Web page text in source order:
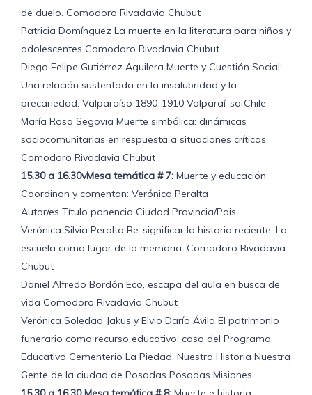
de duelo. Comodoro Rivadavia Chubut
Patricia Domínguez La muerte en la literatura para niños y
adolescentes Comodoro Rivadavia Chubut
Diego Felipe Gutiérrez Aguilera Muerte y Cuestión Social:
Una relación sustentada en la insalubridad y la
precariedad. Valparaíso 1890-1910 Valparaí-so Chile
María Rosa Segovia Muerte simbólica: dinámicas
sociocomunitarias en respuesta a situaciones críticas.
Comodoro Rivadavia Chubut
15.30 a 16.30vMesa temática # 7: Muerte y educación.
Coordinan y comentan: Verónica Peralta
Autor/es Título ponencia Ciudad Provincia/Pais
Verónica Silvia Peralta Re-significar la historia reciente. La
escuela como lugar de la memoria. Comodoro Rivadavia
Chubut
Daniel Alfredo Bordón Eco, escapa del aula en busca de
vida Comodoro Rivadavia Chubut
Verónica Soledad Jakus y Elvio Darío Ávila El patrimonio
funerario como recurso educativo: caso del Programa
Educativo Cementerio La Piedad, Nuestra Historia Nuestra
Gente de la ciudad de Posadas Posadas Misiones